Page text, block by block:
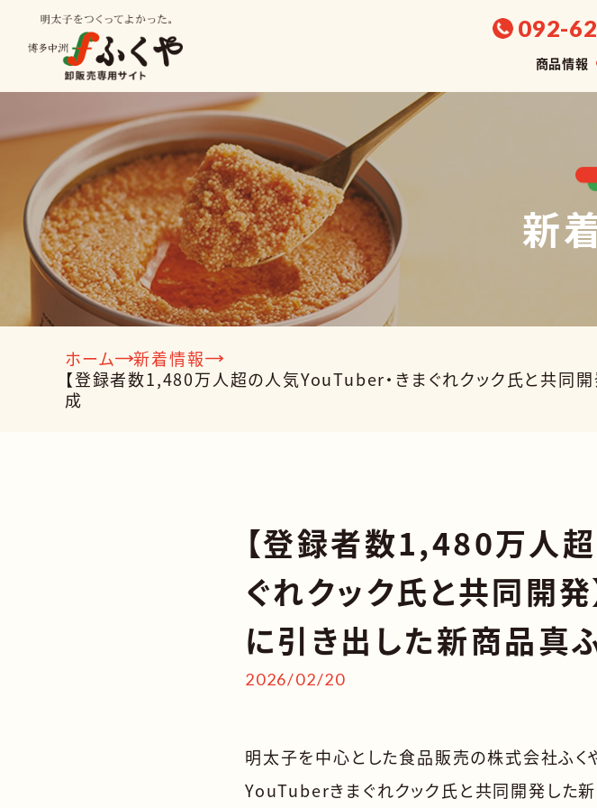
092-
商品情報
種類から探す 業種から選ぶ 販売温
明太子
ビン詰
冷凍食品
新
ホーム
新着情報
【登録者数1,480万人超の人気YouTuber・きまぐれクック氏と共同
成
【登録者数1,480万人
ぐれクック氏と共同開
に引き出した新商品真
2026/02/20
明太子を中心とした食品販売の株式会社ふ
YouTuberきまぐれクック氏と共同開発した